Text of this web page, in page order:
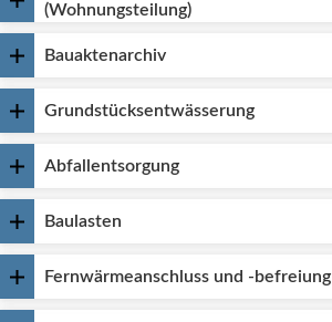
(Wohnungsteilung)
Bauaktenarchiv
Grundstücksentwässerung
Abfallentsorgung
Baulasten
Fernwärmeanschluss und -befreiung